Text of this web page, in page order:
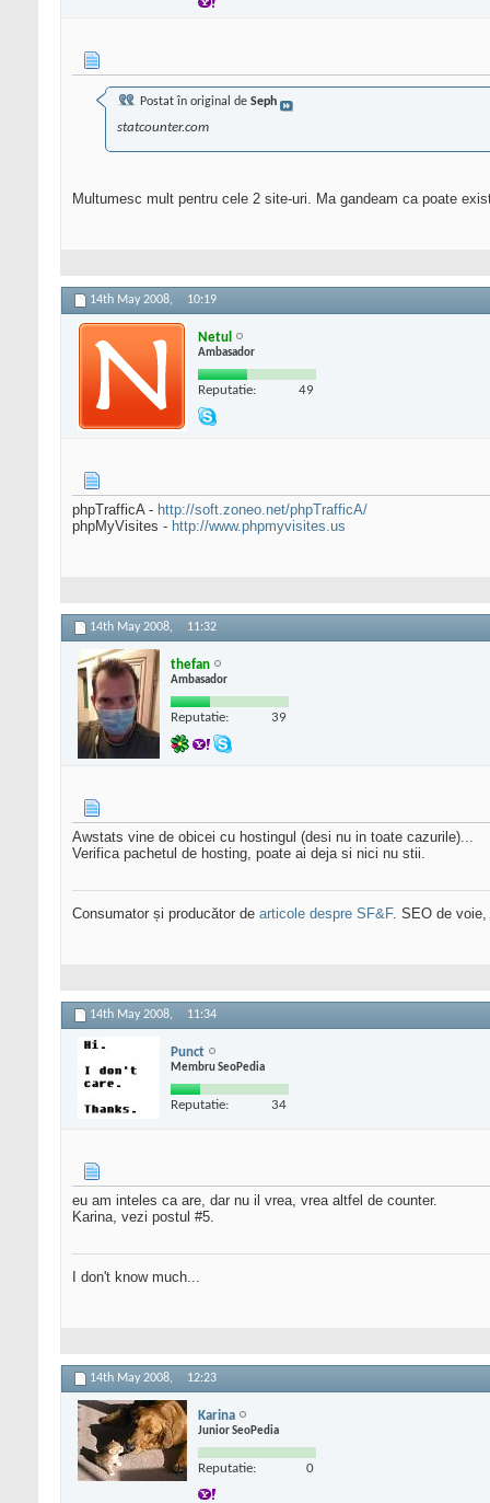
Postat în original de Seph
statcounter.com
Multumesc mult pentru cele 2 site-uri. Ma gandeam ca poate
14th May 2008, 10:19
Netul
Ambasador
Reputatie: 49
phpTrafficA - http://soft.zoneo.net/phpTrafficA/
phpMyVisites - http://www.phpmyvisites.us
14th May 2008, 11:32
thefan
Ambasador
Reputatie: 39
Awstats vine de obicei cu hostingul (desi nu in toate cazurile)...
Verifica pachetul de hosting, poate ai deja si nici nu stii.
Consumator și producător de articole despre SF&F. SEO de voie,
14th May 2008, 11:34
Punct
Membru SeoPedia
Reputatie: 34
eu am inteles ca are, dar nu il vrea, vrea altfel de counter.
Karina, vezi postul #5.
I don't know much...
14th May 2008, 12:23
Karina
Junior SeoPedia
Reputatie: 0